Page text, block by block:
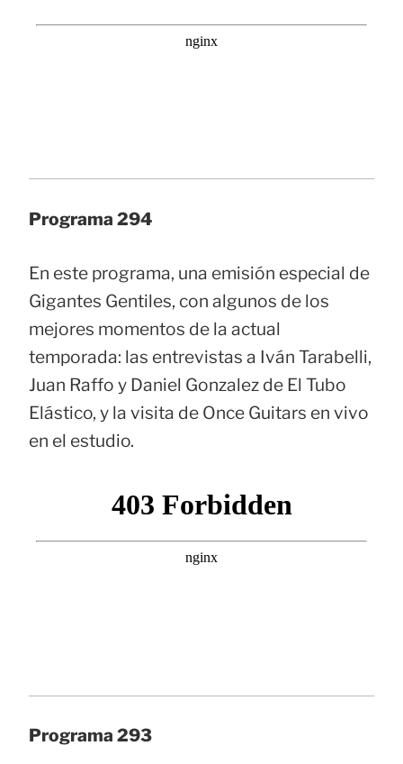
Programa 294
En este programa, una emisión especial de
Gigantes Gentiles, con algunos de los
mejores momentos de la actual
temporada: las entrevistas a Iván Tarabelli,
Juan Raffo y Daniel Gonzalez de El Tubo
Elástico, y la visita de Once Guitars en vivo
en el estudio.
Programa 293